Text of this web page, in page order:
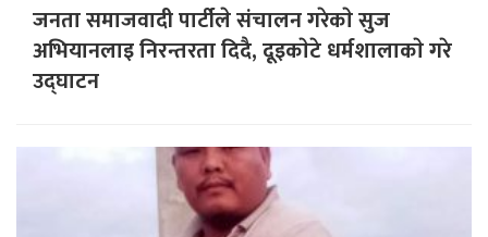
जनता समाजवादी पार्टीले संचालन गरेकाे सुज
अभियानलाइ निरन्तरता दिदै, दूइकाेटे धर्मशालाकाे गरे
उद्घाटन